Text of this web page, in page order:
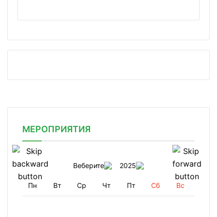
МЕРОПРИЯТИЯ
Веберите 2025
Пн Вт Ср Чт Пт Сб Вс